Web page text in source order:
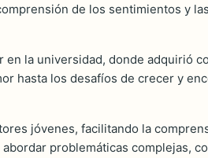
de los sentimientos y
en la universidad, donde adquirió
hasta los desafíos de crecer y
jóvenes, facilitando la
problemáticas complejas,